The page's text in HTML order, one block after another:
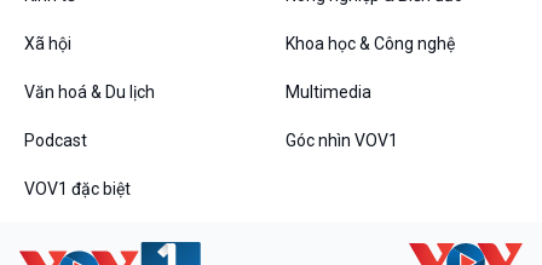
Chuyển đổi Xanh
Tài nguyên và Môi trường
Xã hội chuyển động
Sống chung với biến đổi
khí hậu
Tin Văn hoá & Du lịch
Xã hội Khoa học & Công nghệ
Văn hoá & Du lịch Multimedia
Podcast Góc nhìn VOV1
VOV1 đặc biệt